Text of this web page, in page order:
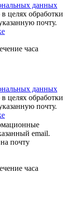
данных
обработки
почту.
часа
данных
обработки
почту.
email.
почту
часа